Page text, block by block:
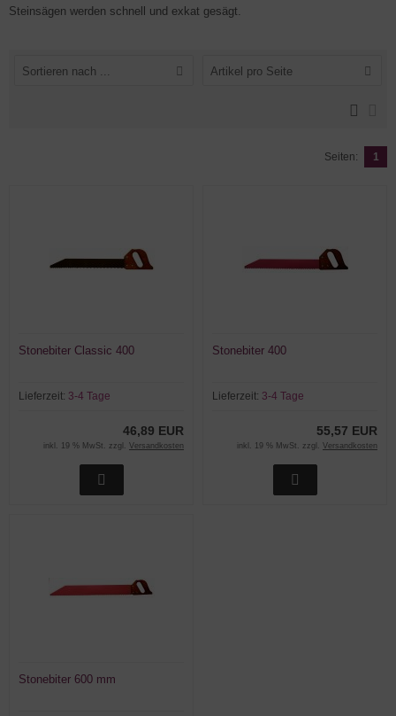
Steinsägen werden schnell und exkat gesägt.
Sortieren nach ... Artikel pro Seite
Seiten: 1
Stonebiter Classic 400
Lieferzeit: 3-4 Tage
46,89 EUR
inkl. 19 % MwSt. zzgl. Versandkosten
Stonebiter 400
Lieferzeit: 3-4 Tage
55,57 EUR
inkl. 19 % MwSt. zzgl. Versandkosten
Stonebiter 600 mm